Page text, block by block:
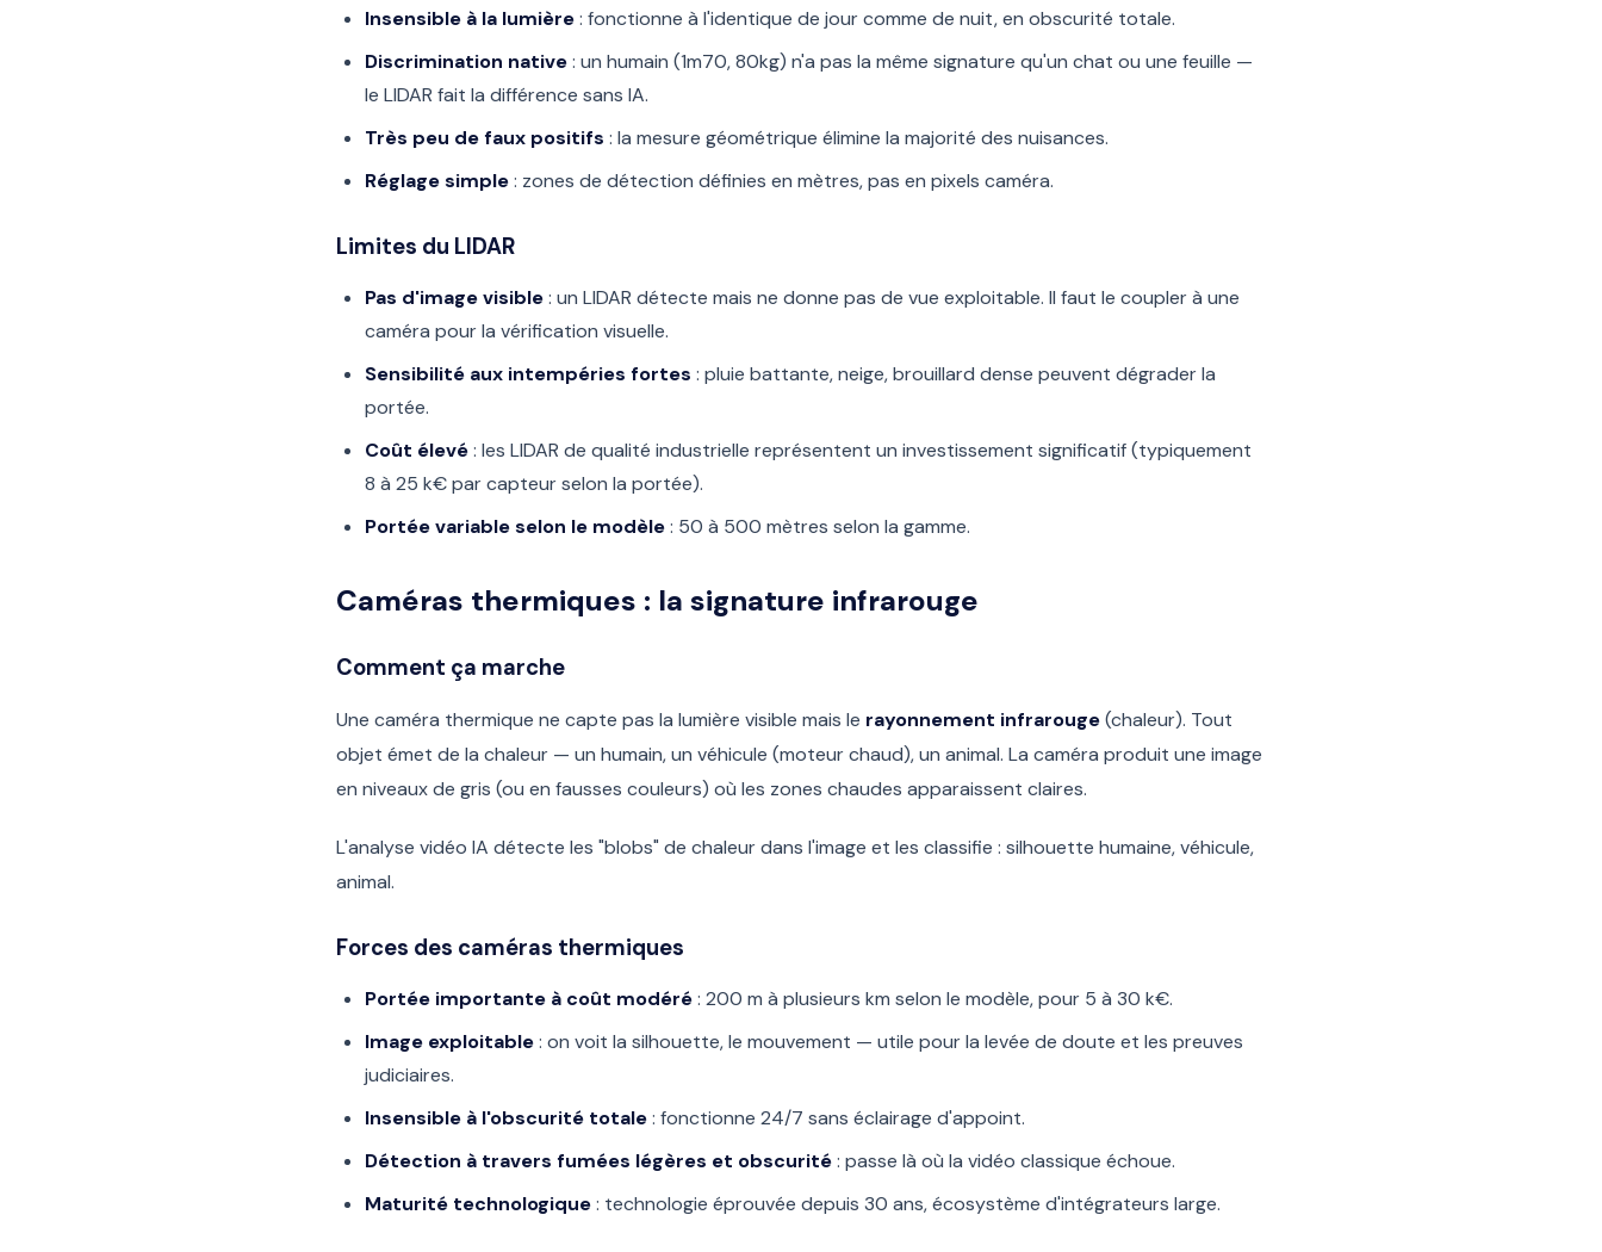
Insensible à la lumière: fonctionne à l'identique de jour comme de nuit, en obscurité totale.
Discrimination native: un humain (1m70, 80kg) n'a pas la même signature qu'un chat ou une feuille —
le LIDAR fait la différence sans IA.
Très peu de faux positifs : la mesure géométrique élimine la majorité des nuisances.
Réglage simple: zones de détection définies en mètres, pas en pixels caméra.
Limites du LIDAR
Pas d'image visible: un LIDAR détecte mais ne donne pas de vue exploitable. Il faut le coupler à une
caméra pour la vérification visuelle.
Sensibilité aux intempéries fortes : pluie battante, neige, brouillard dense peuvent dégrader la
portée.
Coût élevé: les LIDAR de qualité industrielle représentent un investissement significatif (typiquement
8 à 25 k€ par capteur selon la portée).
Portée variable selon le modèle: 50 à 500 mètres selon la gamme.
Caméras thermiques : la signature infrarouge
Comment ça marche
Une caméra thermique ne capte pas la lumière visible mais le rayonnement infrarouge(chaleur). Tout
objet émet de la chaleur — un humain, un véhicule (moteur chaud), un animal. La caméra produit une image
en niveaux de gris (ou en fausses couleurs) où les zones chaudes apparaissent claires.
L'analyse vidéo IA détecte les "blobs" de chaleur dans l'image et les classifie : silhouette humaine, véhicule,
animal.
Forces des caméras thermiques
Portée importante à coût modéré: 200 m à plusieurs km selon le modèle, pour 5 à 30 k€.
Image exploitable: on voit la silhouette, le mouvement — utile pour la levée de doute et les preuves
judiciaires.
Insensible à l'obscurité totale: fonctionne 24/7 sans éclairage d'appoint.
Détection à travers fumées légères et obscurité: passe là où la vidéo classique échoue.
Maturité technologique: technologie éprouvée depuis 30 ans, écosystème d'intégrateurs large.